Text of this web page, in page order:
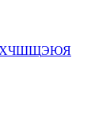
ХЧШЩЭЮЯ